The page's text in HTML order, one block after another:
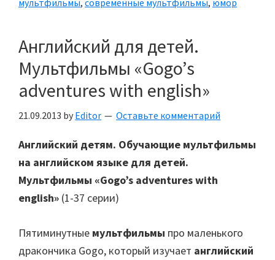
мультфильмы, современные мультфильмы, юмор
Английский для детей.
Мультфильмы «Gogo’s
adventures with english»
21.09.2013 by Editor Оставьте комментарий
Английский детям. Обучающие мультфильмы
на английском языке для детей.
Мультфильмы «Gogo’s adventures with
english» (1-37 серии)
Пятиминутные мультфильмы про маленького
дракончика Gogo, который изучает английский